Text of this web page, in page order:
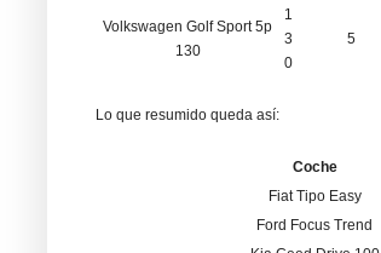
Volkswagen Golf Sport 5p
130
1
3
0
5
Lo que resumido queda así:
Coche
Fiat Tipo Easy
Ford Focus Trend